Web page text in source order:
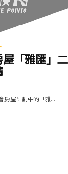
「雅匯」二
房屋計劃中的「雅...